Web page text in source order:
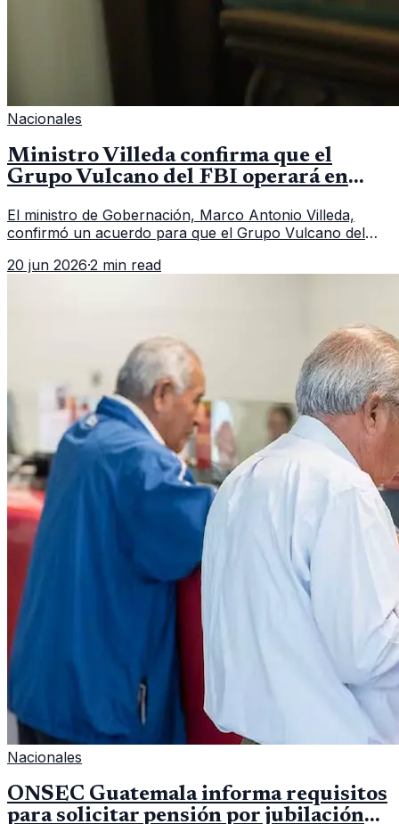
Nacionales
Ministro Villeda confirma que el
Grupo Vulcano del FBI operará en
El ministro de Gobernación, Marco Antonio Villeda,
confirmó un acuerdo para que el Grupo Vulcano del
fallido con la administración anterior del Ministerio
20 jun 2026·2 min read
Nacionales
ONSEC Guatemala informa requisitos
para solicitar pensión por jubilación